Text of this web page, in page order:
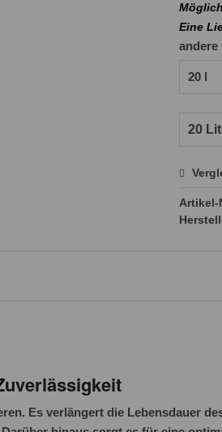
Eine
andere
Artikel-
Es verlängert die Lebensdauer